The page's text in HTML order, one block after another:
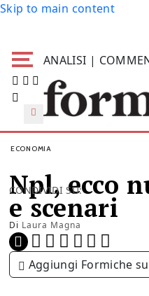
Skip to main content
ANALISI |
ECONOMIA
Npl, ecco
e scenari
Di Laura Magna
CONDIVIDI SU:
Aggiungi Formiche